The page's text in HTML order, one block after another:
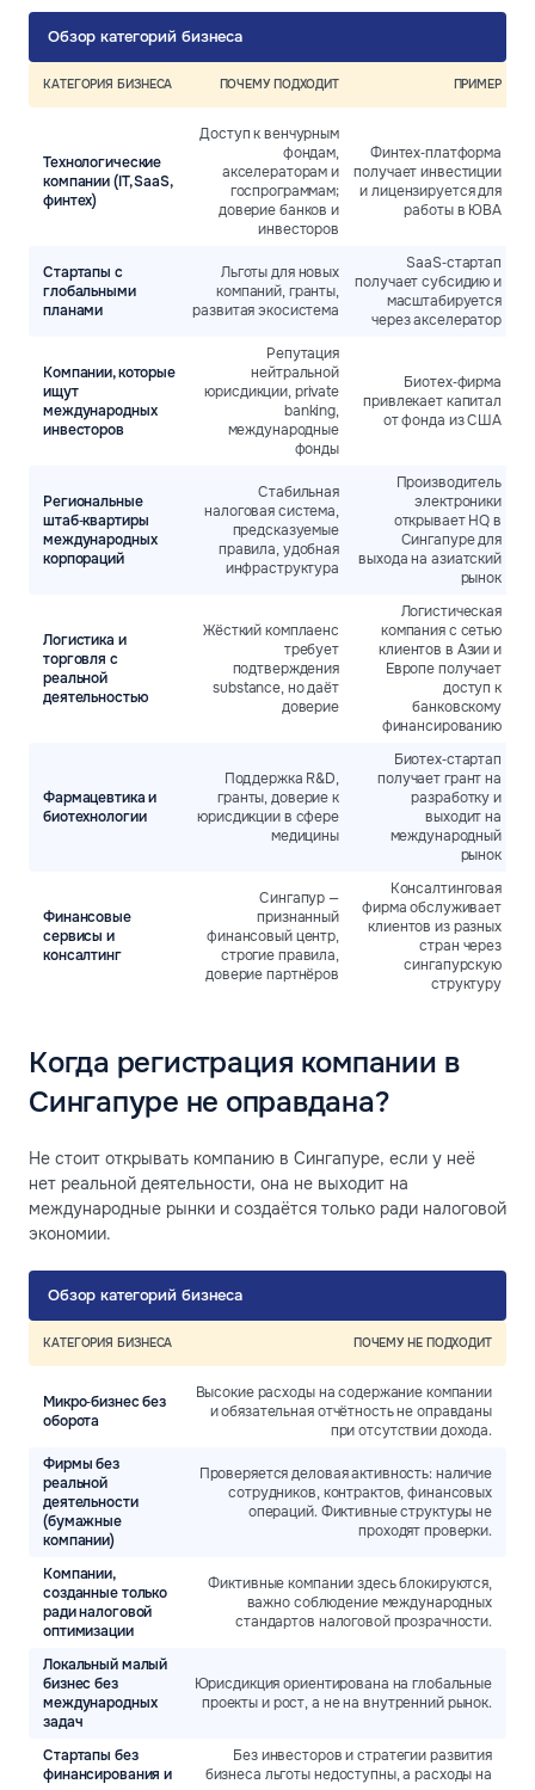
Обзор категорий бизнеса
КАТЕГОРИЯ БИЗНЕСА ПОЧЕМУ ПОДХОДИТ ПРИМЕР
Технологические
компании (IT, SaaS,
финтех)
Доступ к венчурным
фондам,
акселераторам и
госпрограммам;
доверие банков и
инвесторов
Финтех‑платформа
получает инвестиции
и лицензируется для
работы в ЮВА
Стартапы с
глобальными
планами
Льготы для новых
компаний, гранты,
развитая экосистема
SaaS‑стартап
получает субсидию и
масштабируется
через акселератор
Компании, которые
ищут
международных
инвесторов
Репутация
нейтральной
юрисдикции, private
banking,
международные
фонды
Биотех‑фирма
привлекает капитал
от фонда из США
Региональные
штаб‑квартиры
международных
корпораций
Стабильная
налоговая система,
предсказуемые
правила, удобная
инфраструктура
Производитель
электроники
открывает HQ в
Сингапуре для
выхода на азиатский
рынок
Логистика и
торговля с
реальной
деятельностью
Жёсткий комплаенс
требует
подтверждения
substance, но даёт
доверие
Логистическая
компания с сетью
клиентов в Азии и
Европе получает
доступ к
банковскому
финансированию
Фармацевтика и
биотехнологии
Поддержка R&D,
гранты, доверие к
юрисдикции в сфере
медицины
Биотех‑стартап
получает грант на
разработку и
выходит на
международный
рынок
Финансовые
сервисы и
консалтинг
Сингапур —
признанный
финансовый центр,
строгие правила,
доверие партнёров
Консалтинговая
фирма обслуживает
клиентов из разных
стран через
сингапурскую
структуру
Когда регистрация компании в
Сингапуре не оправдана?
Не стоит открывать компанию в Сингапуре, если у неё
нет реальной деятельности, она не выходит на
международные рынки и создаётся только ради налоговой
экономии.
Обзор категорий бизнеса
КАТЕГОРИЯ БИЗНЕСА ПОЧЕМУ НЕ ПОДХОДИТ
Микро‑бизнес без
оборота
Высокие расходы на содержание компании
и обязательная отчётность не оправданы
при отсутствии дохода.
Фирмы без
реальной
деятельности
(бумажные
компании)
Проверяется деловая активность: наличие
сотрудников, контрактов, финансовых
операций. Фиктивные структуры не
проходят проверки.
Компании,
созданные только
ради налоговой
оптимизации
Фиктивные компании здесь блокируются,
важно соблюдение международных
стандартов налоговой прозрачности.
Локальный малый
бизнес без
международных
задач
Юрисдикция ориентирована на глобальные
проекты и рост, а не на внутренний рынок.
Стартапы без
финансирования и
Без инвесторов и стратегии развития
бизнеса льготы недоступны, а расходы на